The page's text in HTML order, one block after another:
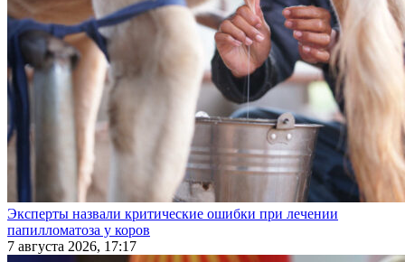
Эксперты назвали критические ошибки при лечении
папилломатоза у коров
7 августа 2026, 17:17